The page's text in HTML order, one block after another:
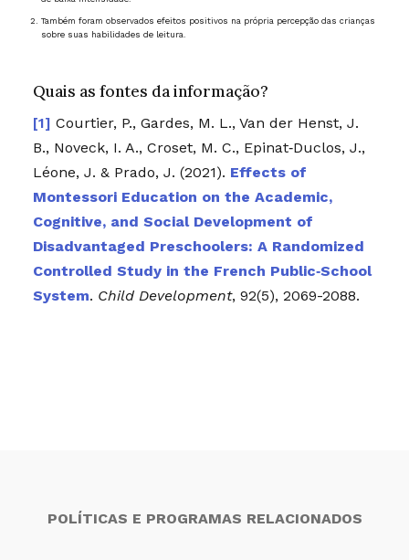
Também foram observados efeitos positivos na própria percepção das crianças
sobre suas habilidades de leitura.
Quais as fontes da informação?
Courtier, P., Gardes, M. L., Van der Henst, J.
B., Noveck, I. A., Croset, M. C., Epinat‐Duclos, J.,
Léone, J. & Prado, J. (2021). Effects of
Montessori Education on the Academic,
Cognitive, and Social Development of
Disadvantaged Preschoolers: A Randomized
Controlled Study in the French Public‐School
System. Child Development, 92(5), 2069-2088.
POLÍTICAS E PROGRAMAS RELACIONADOS